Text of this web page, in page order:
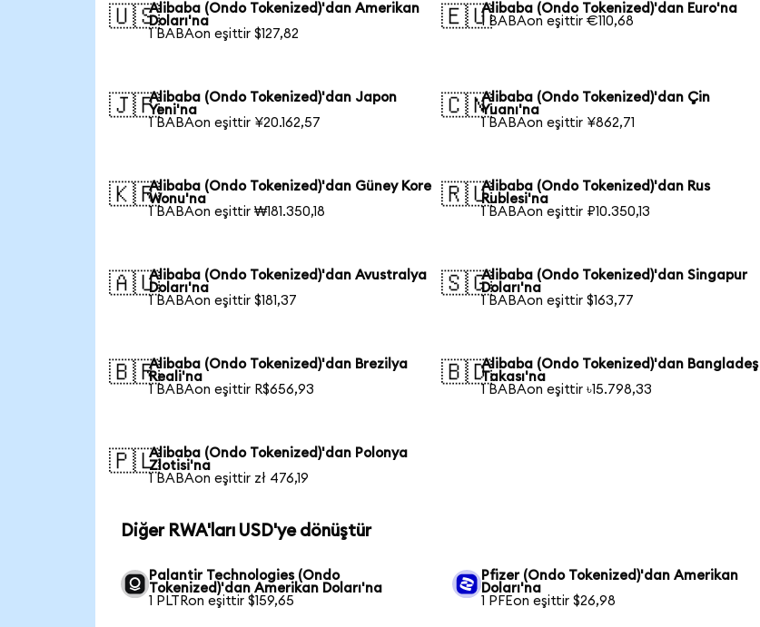
🇺🇸Alibaba (Ondo Tokenized)'dan Amerikan
Doları'na
1 BABAon eşittir $127,82
🇪🇺Alibaba (Ondo Tokenized)'dan Euro'na
1 BABAon eşittir €110,68
🇯🇵Alibaba (Ondo Tokenized)'dan Japon
Yeni'na
1 BABAon eşittir ¥20.162,57
🇨🇳Alibaba (Ondo Tokenized)'dan Çin
Yuanı'na
1 BABAon eşittir ¥862,71
🇰🇷Alibaba (Ondo Tokenized)'dan Güney Kore
Wonu'na
1 BABAon eşittir ₩181.350,18
🇷🇺Alibaba (Ondo Tokenized)'dan Rus
Rublesi'na
1 BABAon eşittir ₽10.350,13
🇦🇺Alibaba (Ondo Tokenized)'dan Avustralya
Doları'na
1 BABAon eşittir $181,37
🇸🇬Alibaba (Ondo Tokenized)'dan Singapur
Doları'na
1 BABAon eşittir $163,77
🇧🇷Alibaba (Ondo Tokenized)'dan Brezilya
Reali'na
1 BABAon eşittir R$656,93
🇧🇩Alibaba (Ondo Tokenized)'dan Bangladeş
Takası'na
1 BABAon eşittir ৳15.798,33
🇵🇱Alibaba (Ondo Tokenized)'dan Polonya
Zlotisi'na
1 BABAon eşittir zł 476,19
Diğer RWA'ları USD'ye dönüştür
Palantir Technologies (Ondo
Tokenized)'dan Amerikan Doları'na
1 PLTRon eşittir $159,65
Pfizer (Ondo Tokenized)'dan Amerikan
Doları'na
1 PFEon eşittir $26,98